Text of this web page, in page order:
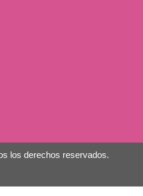
los derechos reservados.